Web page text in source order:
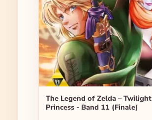
The Legend of Zelda – Twilight
Princess - Band 11 (Finale)